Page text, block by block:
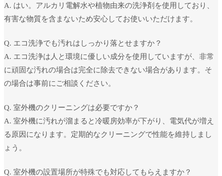
A. はい。アルカリ電解水や植物由来の洗浄剤を使用しており、
有害な物質を含まないため安心してお使いいただけます。
Q. エコ洗浄でも汚れはしっかり落とせますか？
A. エコ洗浄は人と環境に優しい成分を使用していますが、非常
に頑固な汚れの場合は完全に除去できない場合があります。そ
の場合は事前にご相談ください。
Q. 室外機のクリーニングは必要ですか？
A. 室外機に汚れが溜まると冷暖房効率が下がり、電気代が増え
る原因になります。定期的なクリーニングで性能を維持しまし
ょう。
Q. 室外機の設置場所が特殊でも対応してもらえますか？